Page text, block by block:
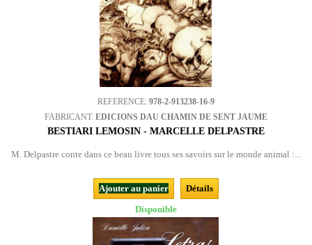
REFERENCE: 978-2-913238-16-9
FABRICANT: EDICIONS DAU CHAMIN DE SENT JAUME
BESTIARI LEMOSIN - MARCELLE DELPASTRE
M. Delpastre conte dans ce beau livre tous ses savoirs sur le monde animal :...
Ajouter au panier
Détails
Disponible